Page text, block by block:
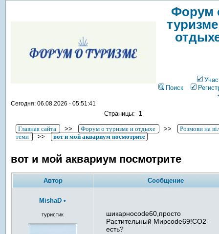
Форум
Поиск
Сегодня: 06.08.2026 - 05:51:41
Страницы:1
Главная сайта >> Форум о туризме и отдыхе >>
Розмови на
теми
>> вот и мой аквариум посмотрите
вот и мой аквариум посмотрите
Автор Сообщение
MishaD •
туристик
шикарноcode60,просто
Растительный Мирcode69!СО2-
есть?